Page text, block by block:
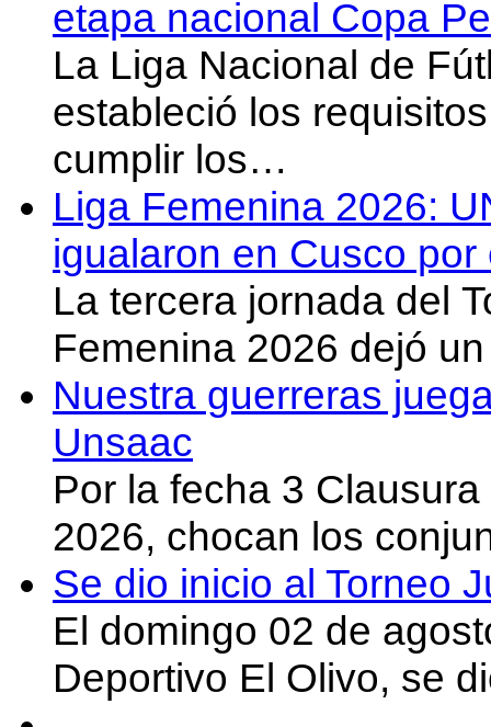
etapa nacional Copa
La Liga Nacional de
estableció los
cumplir los…
Liga Femenina 2026:
igualaron en Cusco
La tercera jornada del
Femenina 2026 dejó
Nuestra guerreras
Unsaac
Por la fecha 3
2026, chocan los
Se dio inicio al Torneo
El domingo 02 de
Deportivo El Olivo, se